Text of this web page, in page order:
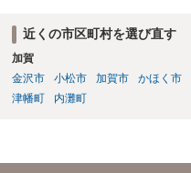
近くの市区町村を選び直す
加賀
金沢市
小松市 加賀市 かほく市
津幡町
内灘町